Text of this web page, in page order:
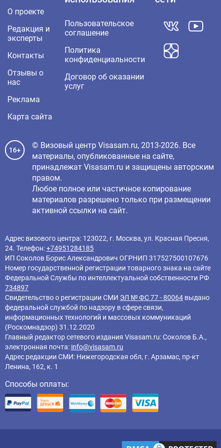
О проекте
Редакция и
эксперты
Контакты
Отзывы о
нас
Реклама
Карта сайта
Пользовательское
соглашение
Политика
конфиденциальности
Договор об оказании
услуг
16+
© Визовый центр Visasam.ru, 2013-2026. Все
материалы, опубликованные на сайте,
принадлежат Visasam.ru и защищены авторским
правом.
Любое полное или частичное копирование
материалов разрешено только при размещении
активной ссылки на сайт.
Адрес визового центра: 123022, г. Москва, ул. Красная Пресня,
24. Телефон:+74951284185
ИП Соколов Борис Александрович ОГРНИП 317527500107676
Номер государственной регистрации товарного знака на сайте
Федеральной Службы по интеллектуальной собственности РФ
734897
Свидетельство о регистрации СМИ ЭЛ № ФС 77 - 80064 выдано
федеральной службой по надзору в сфере связи,
информационных технологий и массовых коммуникаций
(Роскомнадзор) 31.12.2020
Главный редактор cетевого издания Visasam.ru: Соколов Б.А.,
электронная почта: info@visasam.ru
Адрес редакции СМИ: Нижегородская обл, г. Арзамас, пр-кт
Ленина, 162, к. 1
Способы оплаты: